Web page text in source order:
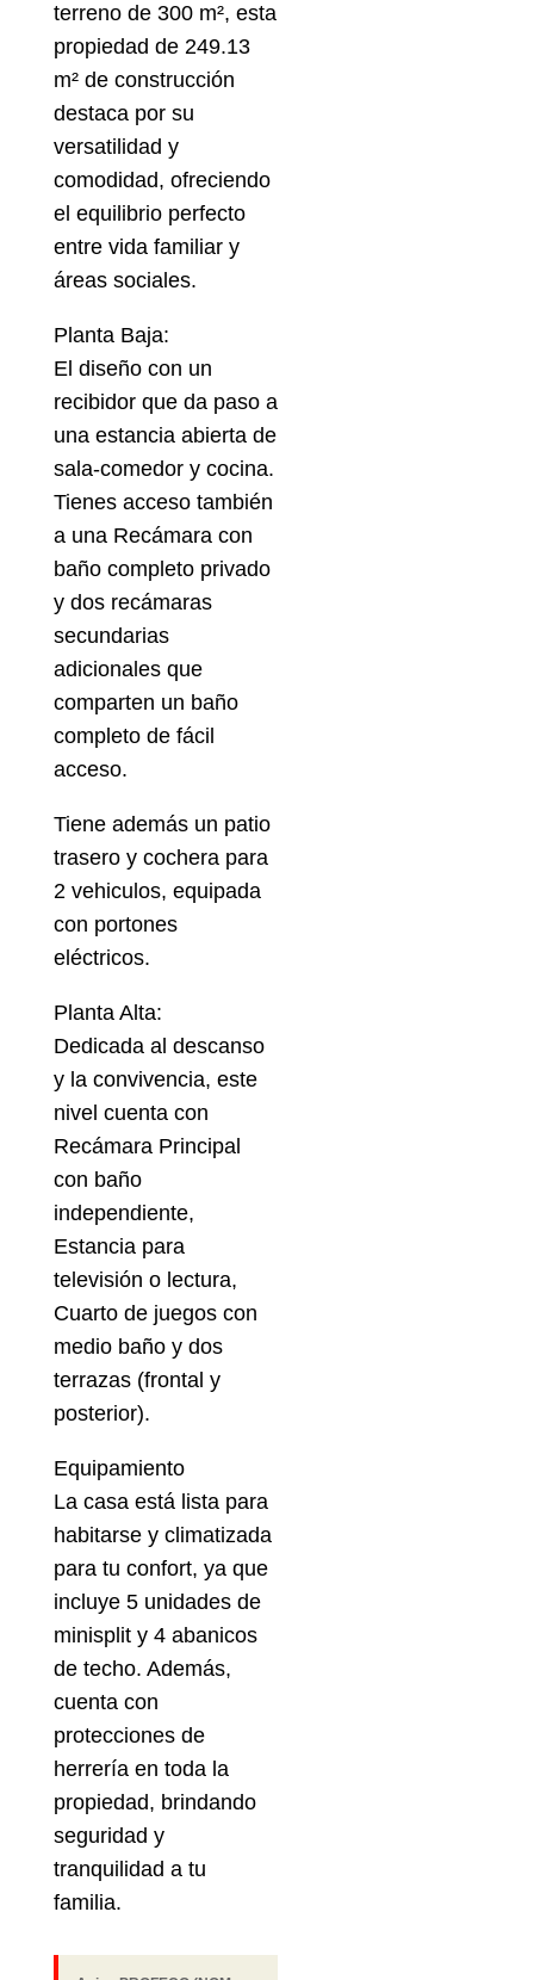
terreno de 300 m², esta
propiedad de 249.13
m² de construcción
destaca por su
versatilidad y
comodidad, ofreciendo
el equilibrio perfecto
entre vida familiar y
áreas sociales.
Planta Baja:
El diseño con un
recibidor que da paso a
una estancia abierta de
sala-comedor y cocina.
Tienes acceso también
a una Recámara con
baño completo privado
y dos recámaras
secundarias
adicionales que
comparten un baño
completo de fácil
acceso.
Tiene además un patio
trasero y cochera para
2 vehiculos, equipada
con portones
eléctricos.
Planta Alta:
Dedicada al descanso
y la convivencia, este
nivel cuenta con
Recámara Principal
con baño
independiente,
Estancia para
televisión o lectura,
Cuarto de juegos con
medio baño y dos
terrazas (frontal y
posterior).
Equipamiento
La casa está lista para
habitarse y climatizada
para tu confort, ya que
incluye 5 unidades de
minisplit y 4 abanicos
de techo. Además,
cuenta con
protecciones de
herrería en toda la
propiedad, brindando
seguridad y
tranquilidad a tu
familia.